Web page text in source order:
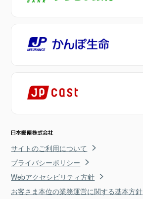
サイトのご利用について
プライバシーポリシー
Webアクセシビリティ方針
お客さま本位の業務運営に関する基本方針